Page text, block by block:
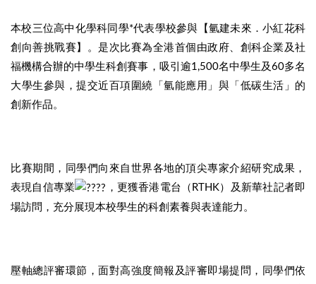
本校三位高中化學科同學*代表學校參與【氫建未來．小紅花科
創向善挑戰賽】。是次比賽為全港首個由政府、創科企業及社
福機構合辦的中學生科創賽事，吸引逾1,500名中學生及60多名
大學生參與，提交近百項圍繞「氫能應用」與「低碳生活」的
創新作品。
比賽期間，同學們向來自世界各地的頂尖專家介紹研究成果，
表現自信專業
，更獲香港電台（RTHK）及新華社記者即
場訪問，充分展現本校學生的科創素養與表達能力。
壓軸總評審環節，面對高強度簡報及評審即場提問，同學們依